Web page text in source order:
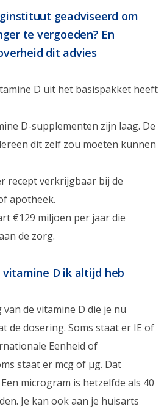
geadviseerd om
te vergoeden? En
dit advies
D uit het basispakket heeft
D-supplementen zijn laag. De
dit zelf zou moeten kunnen
recept verkrijgbaar bij de
apotheek.
€129 miljoen per jaar die
de zorg.
D ik altijd heb
de vitamine D die je nu
de dosering. Soms staat er IE of
Eenheid of
staat er mcg of μg. Dat
microgram is hetzelfde als 40
Je kan ook aan je huisarts